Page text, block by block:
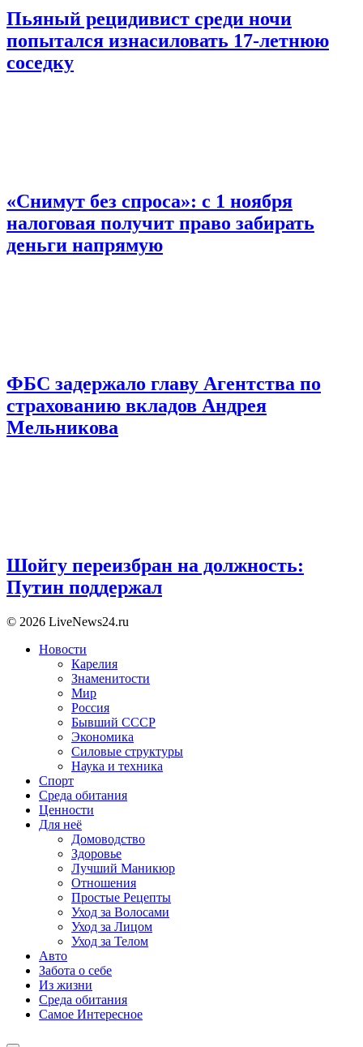
Пьяный рецидивист среди ночи
попытался изнасиловать 17-летнюю
соседку
«Снимут без спроса»: с 1 ноября
налоговая получит право забирать
деньги напрямую
ФБС задержало главу Агентства по
страхованию вкладов Андрея
Мельникова
Шойгу переизбран на должность:
Путин поддержал
© 2026 LiveNews24.ru
Новости
Карелия
Знаменитости
Мир
Россия
Бывший СССР
Экономика
Силовые структуры
Наука и техника
Спорт
Среда обитания
Ценности
Для неё
Домоводство
Здоровье
Лучший Маникюр
Отношения
Простые Рецепты
Уход за Волосами
Уход за Лицом
Уход за Телом
Авто
Забота о себе
Из жизни
Среда обитания
Самое Интересное